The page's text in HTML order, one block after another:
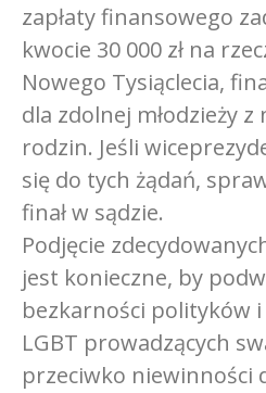
zapłaty finansowego
kwocie 30 000 zł na
Nowego Tysiąclecia,
dla zdolnej młodzieży z
rodzin. Jeśli
się do tych żądań,
finał w sądzie.
Podjęcie
jest konieczne, by
bezkarności polityków
LGBT prowadzących
przeciwko niewinności